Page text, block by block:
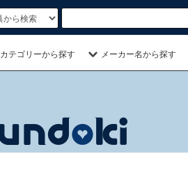
カテゴリーから探す メーカー名から探す